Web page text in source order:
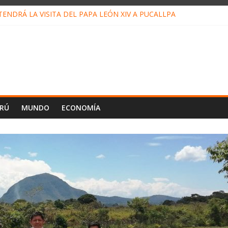
LA VISITA DEL PAPA LEÓN XIV A PUCALLPA
MUNDO ECONOMÍA